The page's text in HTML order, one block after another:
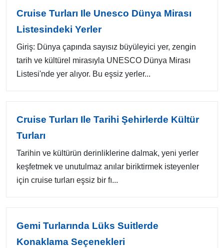
Cruise Turları Ile Unesco Dünya Mirası
Listesindeki Yerler
Giriş: Dünya çapında sayısız büyüleyici yer, zengin
tarih ve kültürel mirasıyla UNESCO Dünya Mirası
Listesi'nde yer alıyor. Bu eşsiz yerler...
Cruise Turları Ile Tarihi Şehirlerde Kültür
Turları
Tarihin ve kültürün derinliklerine dalmak, yeni yerler
keşfetmek ve unutulmaz anılar biriktirmek isteyenler
için cruise turları eşsiz bir fı...
Gemi Turlarında Lüks Suitlerde
Konaklama Seçenekleri